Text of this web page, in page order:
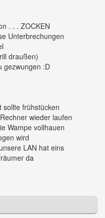
. . . ZOCKEN
Unterbrechungen
draußen)
gezwungen :D
frühstücken
wieder laufen
Wampe vollhauen
wird
LAN hat eins
da